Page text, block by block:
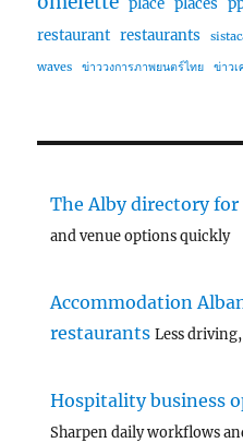
place places
restaurant restaurants
waves ข่าววงการภาพยนตร์ไทย ข่าว
The Alby directory
and venue options quickly
Accommodation
restaurants Less
Hospitality business
Sharpen daily workflows